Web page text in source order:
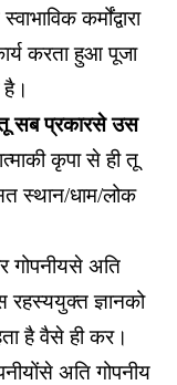
कर्मोंद्वारा
करता हुआ पूजा
है।
सब प्रकारसे उस
कृपा से ही तू
स्थान/धाम/लोक
गोपनीयसे अति
रहस्ययुक्त ज्ञानको
है वैसे ही कर।
अति गोपनीय